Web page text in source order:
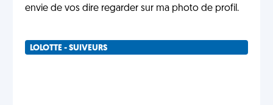
envie de vos dire regarder sur ma photo de profil.
LOLOTTE - SUIVEURS